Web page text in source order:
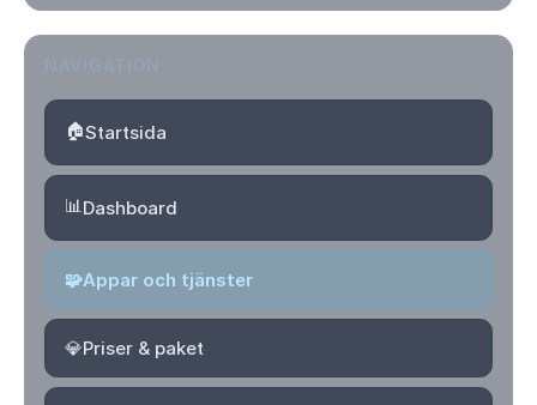
🏠Startsida
📊Dashboard
🧩Appar och tjänster
💎Priser & paket